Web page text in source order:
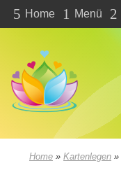
5 Home 1 Menü 2
Home » Kartenlegen »